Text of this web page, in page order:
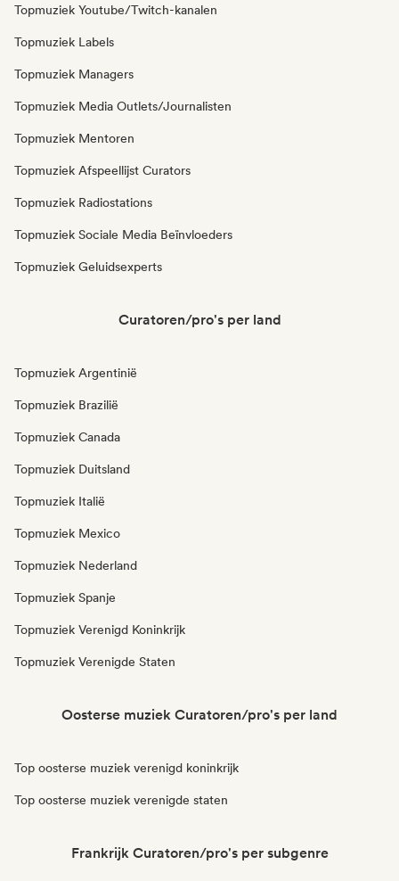
Topmuziek Youtube/Twitch-kanalen
Topmuziek Labels
Topmuziek Managers
Topmuziek Media Outlets/Journalisten
Topmuziek Mentoren
Topmuziek Afspeellijst Curators
Topmuziek Radiostations
Topmuziek Sociale Media Beïnvloeders
Topmuziek Geluidsexperts
Curatoren/pro's per land
Topmuziek Argentinië
Topmuziek Brazilië
Topmuziek Canada
Topmuziek Duitsland
Topmuziek Italië
Topmuziek Mexico
Topmuziek Nederland
Topmuziek Spanje
Topmuziek Verenigd Koninkrijk
Topmuziek Verenigde Staten
Oosterse muziek Curatoren/pro's per land
Top oosterse muziek verenigd koninkrijk
Top oosterse muziek verenigde staten
Frankrijk Curatoren/pro's per subgenre